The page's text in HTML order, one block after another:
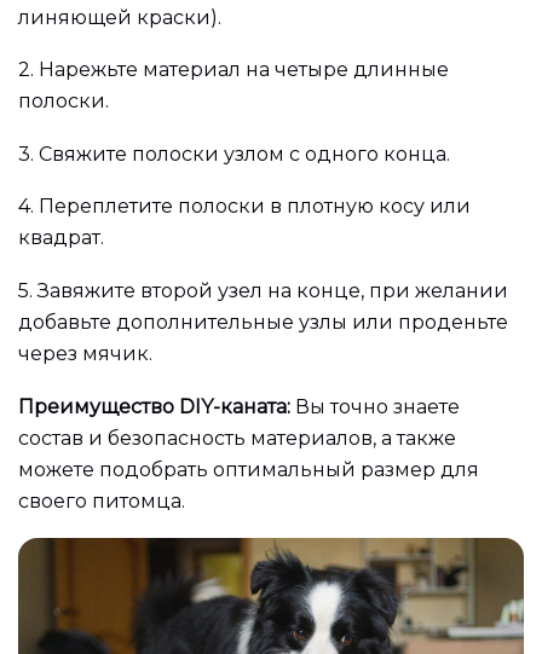
линяющей краски).
2. Нарежьте материал на четыре длинные
полоски.
3. Свяжите полоски узлом с одного конца.
4. Переплетите полоски в плотную косу или
квадрат.
5.Завяжите второй узел на конце, при желании
добавьте дополнительные узлы или проденьте
через мячик.
Преимущество DIY-каната: Вы точно знаете
состав и безопасность материалов, а также
можете подобрать оптимальный размер для
своего питомца.